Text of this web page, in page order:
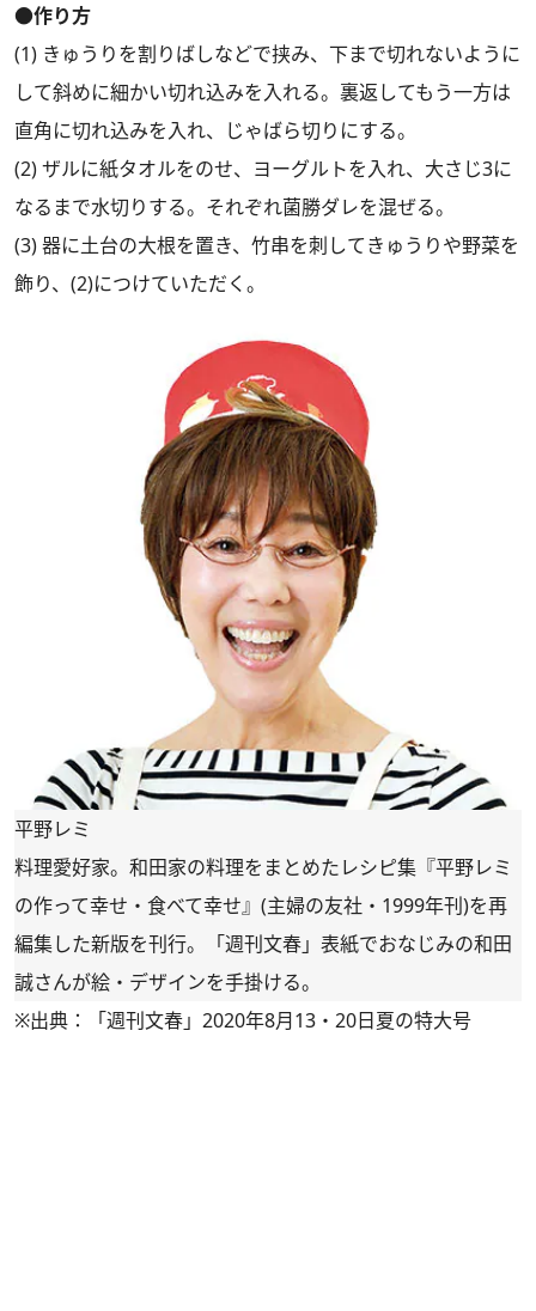
●作り方
(1) きゅうりを割りばしなどで挟み、下まで切れないように
して斜めに細かい切れ込みを入れる。裏返してもう一方は
直角に切れ込みを入れ、じゃばら切りにする。
(2) ザルに紙タオルをのせ、ヨーグルトを入れ、大さじ3に
なるまで水切りする。それぞれ菌勝ダレを混ぜる。
(3) 器に土台の大根を置き、竹串を刺してきゅうりや野菜を
飾り、(2)につけていただく。
平野レミ
料理愛好家。和田家の料理をまとめたレシピ集『平野レミ
の作って幸せ・食べて幸せ』(主婦の友社・1999年刊)を再
編集した新版を刊行。「週刊文春」表紙でおなじみの和田
誠さんが絵・デザインを手掛ける。
※出典：「週刊文春」2020年8月13・20日夏の特大号